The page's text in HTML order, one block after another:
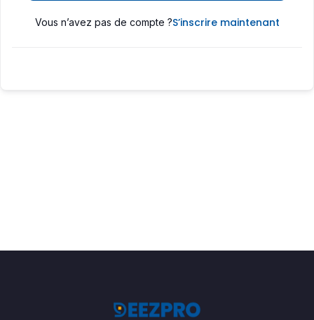
Vous n’avez pas de compte ?S’inscrire maintenant